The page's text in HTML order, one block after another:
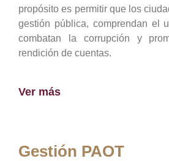
propósito es permitir que los
gestión pública, comprendan el
combatan la corrupción y
rendición de cuentas.
Ver más
Gestión PAOT